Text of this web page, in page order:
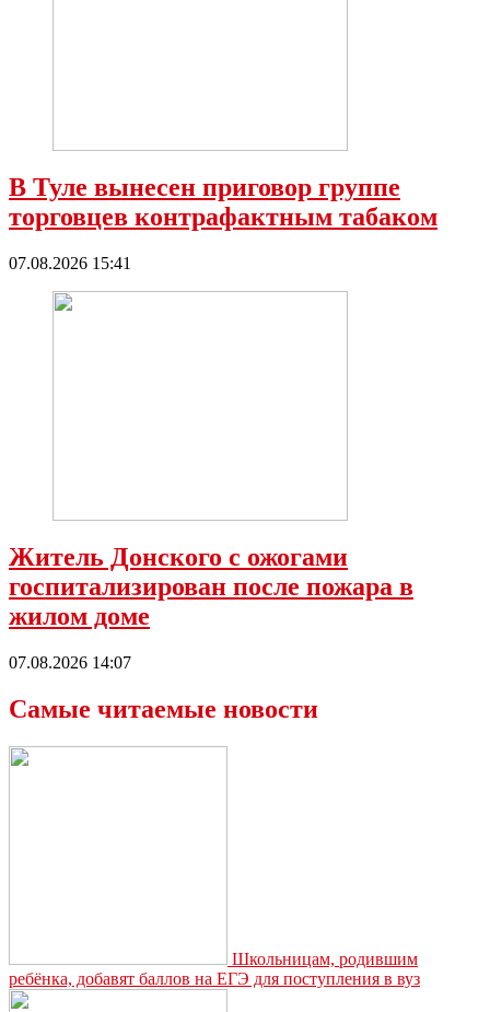
В Туле вынесен приговор группе
торговцев контрафактным табаком
07.08.2026 15:41
Житель Донского с ожогами
госпитализирован после пожара в
жилом доме
07.08.2026 14:07
Самые читаемые новости
Школьницам, родившим
ребёнка, добавят баллов на ЕГЭ для поступления в вуз